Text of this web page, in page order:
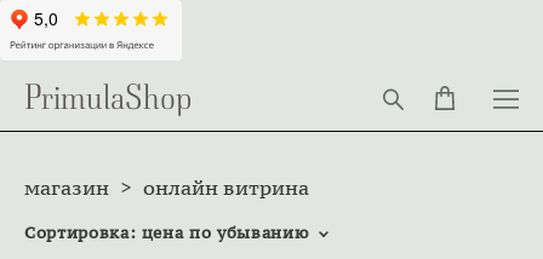
PrimulaShop
магазин > онлайн витрина
Сортировка: цена по убыванию